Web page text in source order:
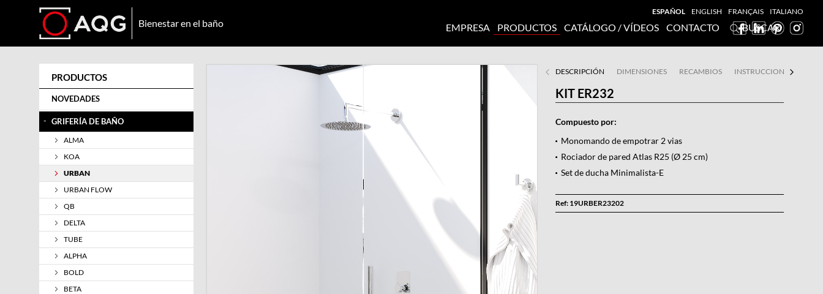
Bienestar en el baño EMPRESA PRODUCTOS CATÁLOGO / VÍDEOS CONTACTO BUSCAR
ESPAÑOL ENGLISH FRANÇAIS ITALIANO
PRODUCTOS
NOVEDADES
- GRIFERÍA DE BAÑO
ALMA
KOA
URBAN
URBAN FLOW
QB
DELTA
TUBE
ALPHA
BOLD
BETA
DESCRIPCIÓN DIMENSIONES RECAMBIOS INSTRUCCIONES DE
KIT ER232
Compuesto por:
Monomando de empotrar 2 vias
Rociador de pared Atlas R25 (Ø 25 cm)
Set de ducha Minimalista-E
Ref: 19URBER23202